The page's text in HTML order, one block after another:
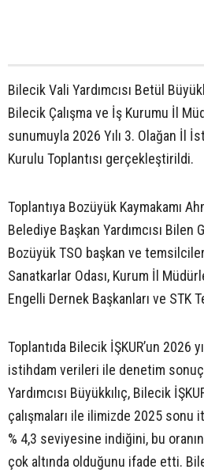
Bilecik Vali Yardımcısı Betül
Bilecik Çalışma ve İş Kurumu İl
sunumuyla 2026 Yılı 3. Olağan İl
Kurulu Toplantısı gerçekleştirildi.
Toplantıya Bozüyük Kaymakamı
Belediye Başkan Yardımcısı Bilen
Bozüyük TSO başkan ve
Sanatkarlar Odası, Kurum İl
Engelli Dernek Başkanları ve STK
Toplantıda Bilecik İŞKUR’un 2026
istihdam verileri ile denetim
Yardımcısı Büyükkılıç, Bilecik
çalışmaları ile ilimizde 2025 sonu
% 4,3 seviyesine indiğini, bu
çok altında olduğunu ifade etti.